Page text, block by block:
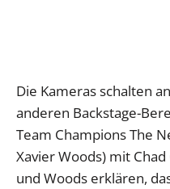
Die Kameras schalten
anderen Backstage-
Team Champions The
Xavier Woods) mit
und Woods erklären,